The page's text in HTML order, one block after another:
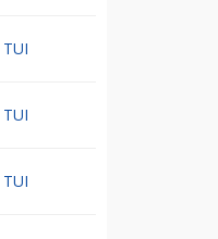
TUI
TUI
TUI